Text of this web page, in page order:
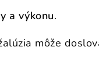
výkonu.
môže